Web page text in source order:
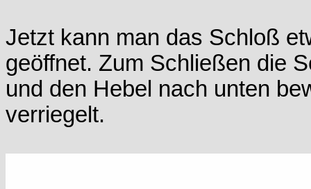
Jetzt kann man das Schloß
geöffnet. Zum Schließen die
und den Hebel nach unten
verriegelt.